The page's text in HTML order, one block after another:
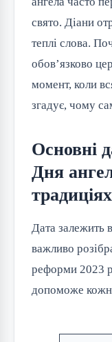
свято. Діани
теплі слова.
обов’язково
момент, коли
згадує, чому
Основні
Дня
традиціях
Дата залежить
важливо
реформи 2023
допоможе